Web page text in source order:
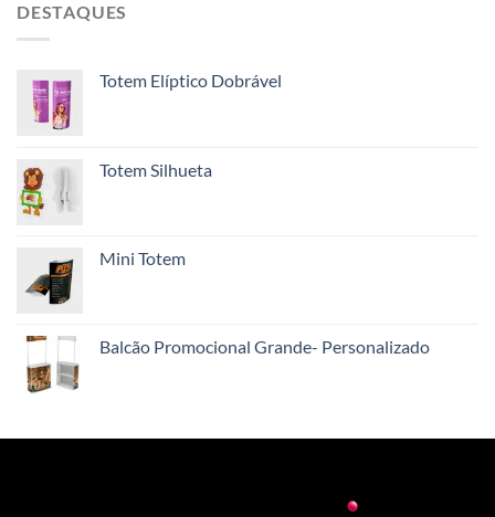
DESTAQUES
Totem Elíptico Dobrável
Totem Silhueta
Mini Totem
Balcão Promocional Grande- Personalizado